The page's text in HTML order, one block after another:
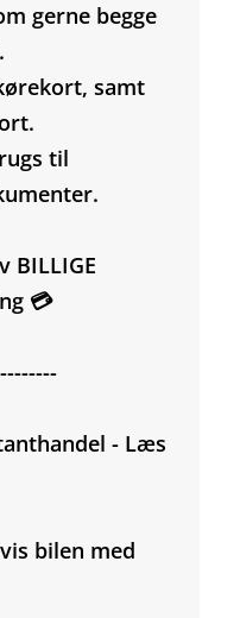
gerne begge
samt
til
BILLIGE
💳
- Læs
bilen med